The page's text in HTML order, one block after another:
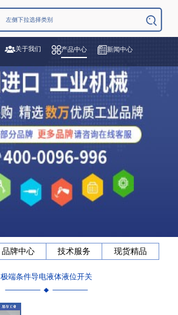
关于我们 产品中心 新闻中心
品牌中心 技术服务 现货精品
极端条件导电液体液位开关